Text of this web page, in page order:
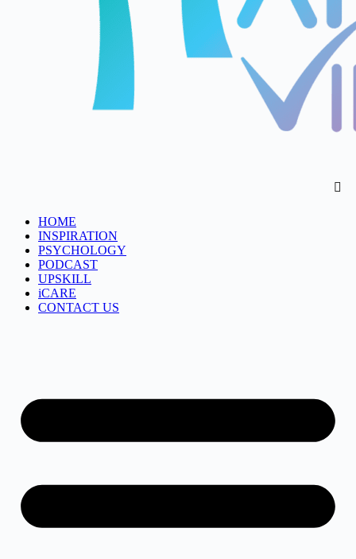
HOME
INSPIRATION
PSYCHOLOGY
PODCAST
UPSKILL
iCARE
CONTACT US